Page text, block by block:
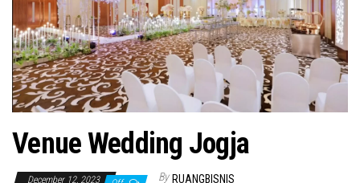
Venue Wedding Jogja
December 12, 2023 By RUANGBISNIS